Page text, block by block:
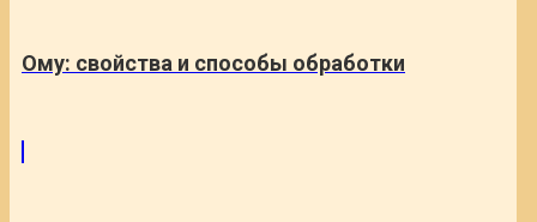
Ому: свойства и способы обработки